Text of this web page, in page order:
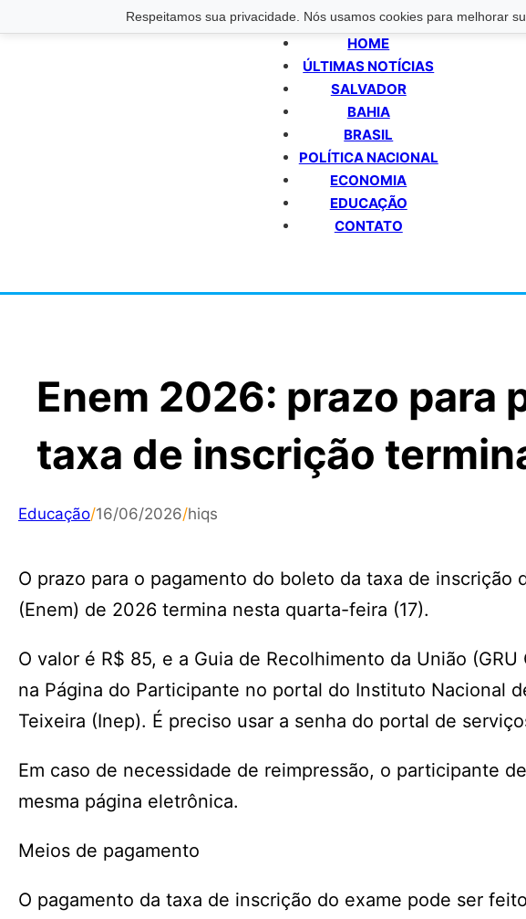
Respeitamos sua privacidade. Nós usamos cookies para melhorar
HOME
ÚLTIMAS NOTÍCIAS
SALVADOR
BAHIA
BRASIL
POLÍTICA NACIONAL
ECONOMIA
EDUCAÇÃO
CONTATO
Enem 2026: prazo para
taxa de inscrição
Educação/16/06/2026/hiqs
O prazo para o pagamento do boleto da taxa de inscrição
(Enem) de 2026 termina nesta quarta-feira (17).
O valor é R$ 85, e a Guia de Recolhimento da União
na Página do Participante no portal do Instituto Nacional
Teixeira (Inep). É preciso usar a senha do portal de
Em caso de necessidade de reimpressão, o participante
mesma página eletrônica.
Meios de pagamento
O pagamento da taxa de inscrição do exame pode ser